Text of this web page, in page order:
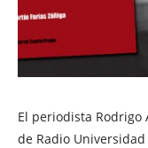
El periodista
de Radio